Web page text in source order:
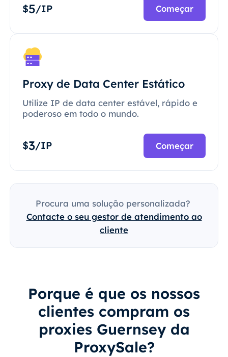
$5/IP Começar
Proxy de Data Center Estático
Utilize IP de data center estável, rápido e
poderoso em todo o mundo.
$3/IP Começar
Procura uma solução personalizada?
Contacte o seu gestor de atendimento ao
cliente
Porque é que os nossos
clientes compram os
proxies Guernsey da
ProxySale?